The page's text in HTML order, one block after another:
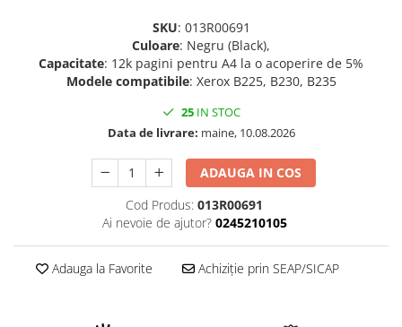
SKU: 013R00691
Culoare: Negru (Black),
Capacitate: 12k pagini pentru A4 la o acoperire de 5%
Modele compatibile: Xerox B225, B230, B235
25IN STOC
Data de livrare: maine, 10.08.2026
ADAUGA IN COS
Cod Produs: 013R00691
Ai nevoie de ajutor? 0245210105
Adauga la Favorite Achiziție prin SEAP/SICAP